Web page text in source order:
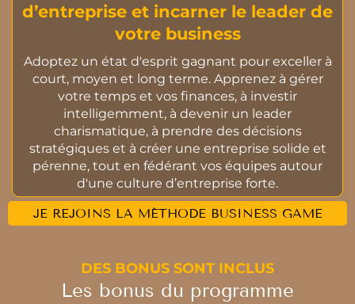
d’entreprise et incarner le leader de
votre business
Adoptez un état d'esprit gagnant pour exceller à
court, moyen et long terme. Apprenez à gérer
votre temps et vos finances, à investir
intelligemment, à devenir un leader
charismatique, à prendre des décisions
stratégiques et à créer une entreprise solide et
pérenne, tout en fédérant vos équipes autour
d'une culture d’entreprise forte.
JE REJOINS LA MÉTHODE BUSINESS GAME
DES BONUS SONT INCLUS
Les bonus du programme